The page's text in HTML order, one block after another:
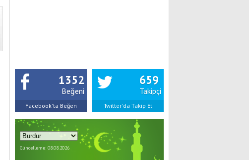
1352
Beğeni
Facebook'ta Beğen
659
Takipçi
Twitter'da Takip Et
Güncelleme: 08.08.2026